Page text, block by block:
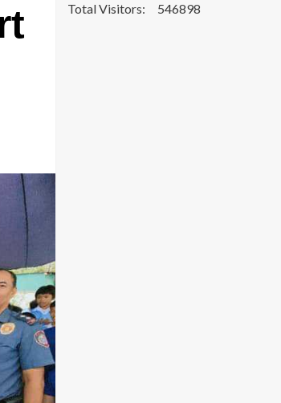
Total Visitors: 546898